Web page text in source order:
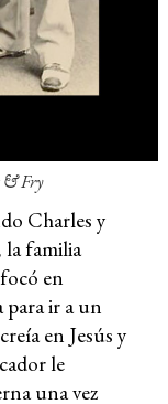
& Fry
Charles y
la familia
en
para ir a un
en Jesús y
le
una vez